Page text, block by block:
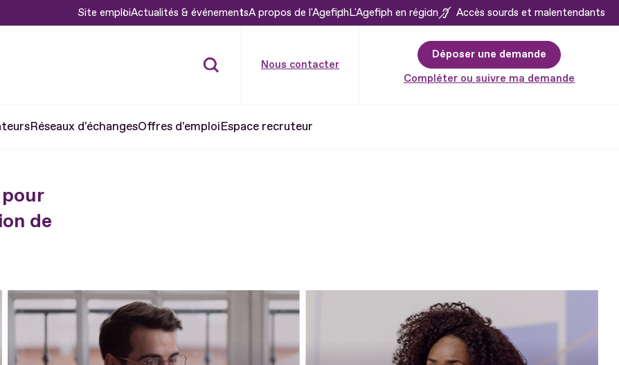
Site emploiActualités & événementsA propos de l'AgefiphL'Agefiph en région Accès sourds et malentendants
Nous contacter
Déposer une demande
Compléter ou suivre ma demande
Réseaux d'échangesOffres d'emploiEspace recruteur
de